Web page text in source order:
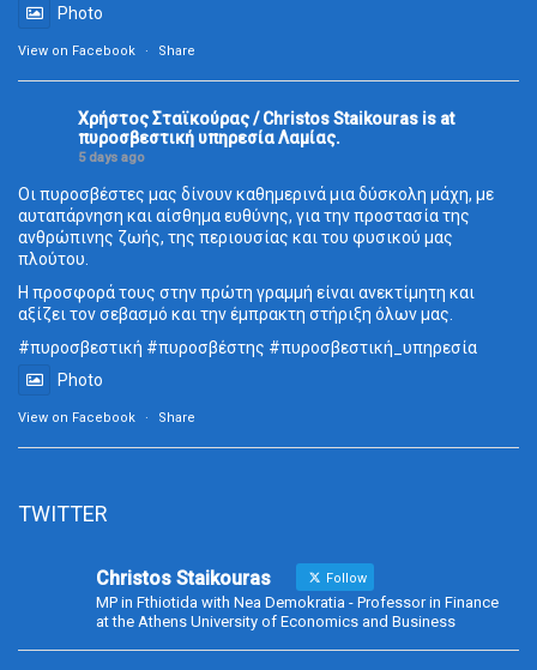
Photo
View on Facebook · Share
Χρήστος Σταϊκούρας / Christos Staikouras is at
πυροσβεστική υπηρεσία Λαμίας.
5 days ago
Οι πυροσβέστες μας δίνουν καθημερινά μια δύσκολη μάχη, με
αυταπάρνηση και αίσθημα ευθύνης, για την προστασία της
ανθρώπινης ζωής, της περιουσίας και του φυσικού μας
πλούτου.
Η προσφορά τους στην πρώτη γραμμή είναι ανεκτίμητη και
αξίζει τον σεβασμό και την έμπρακτη στήριξη όλων μας.
#πυροσβεστική #πυροσβέστης #πυροσβεστική_ υπηρεσία
Photo
View on Facebook · Share
TWITTER
Christos Staikouras Follow
MP in Fthiotida with Nea Demokratia - Professor in Finance
at the Athens University of Economics and Business